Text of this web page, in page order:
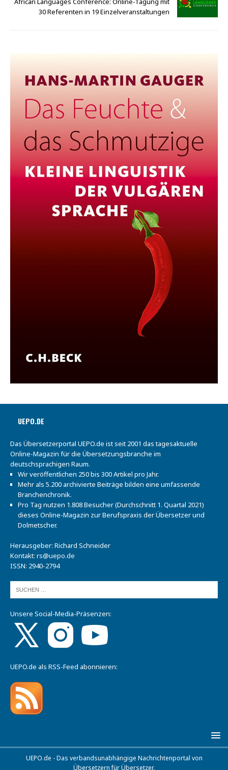
30 Referenten in 19 Einzelveranstaltungen
UEPO.DE
Das Übersetzerportal UEPO.de ist seit 2001 das tagesaktuelle
Online-Magazin für die Übersetzungsbranche im
deutschsprachigen Raum.
Wir veröffentlichen 250 bis 300 Artikel pro Jahr.
Mehr als 5.200 archivierte Beiträge bilden eine umfassende
Branchenchronik.
Pro Tag nutzen 1.808 Besucher (Durchschnitt 1. Quartal 2021)
dieses Online-Magazin zur Berufspraxis der Übersetzer und
Dolmetscher.
Herausgeber: Richard Schneider
Kontakt: rs@uepo.de
ISSN: 2940-2794
Unsere Social-Media-Präsenzen:
UEPO.de als RSS-Feed abonnieren:
UEPO.de - Das verbandsunabhängige Nachrichtenportal von
Übersetzern für Übersetzer.